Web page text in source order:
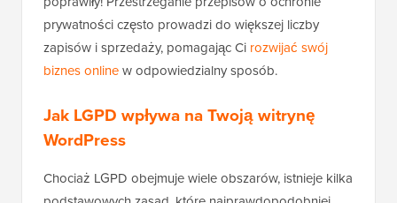
prywatności często prowadzi do większej liczby
zapisów i sprzedaży, pomagając Ci rozwijać swój
biznes onlinew odpowiedzialny sposób.
Jak LGPD wpływa na Twoją witrynę
WordPress
Chociaż LGPD obejmuje wiele obszarów, istnieje kilka